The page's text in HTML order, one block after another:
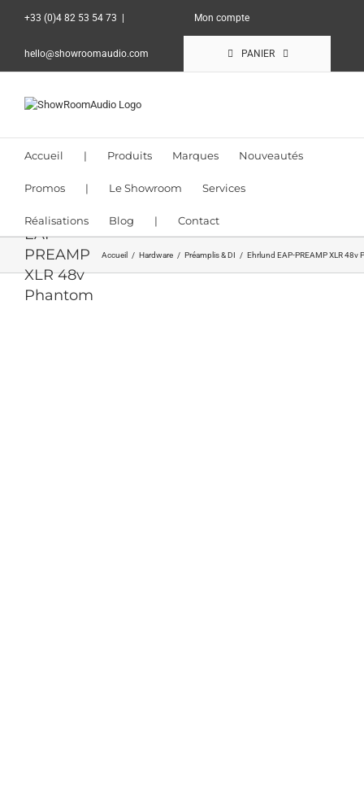
+33 (0)4 82 53 54 73
hello@showroomaudio.com
Mon compte
PANIER
Accueil | Produits Marques Nouveautés
Promos | Le Showroom Services
Réalisations Blog | Contact
Ehrlund
EAP-
PREAMP
XLR 48v
Phantom
Accueil Hardware Préamplis & DI Ehrlund EAP-PREAMP XLR 48v